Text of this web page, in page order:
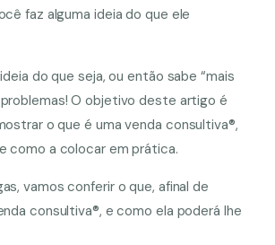
faz alguma ideia do que ele
do que seja, ou então sabe “mais
O objetivo deste artigo é
o que é uma venda consultiva®,
como a colocar em prática.
vamos conferir o que, afinal de
consultiva®, e como ela poderá lhe